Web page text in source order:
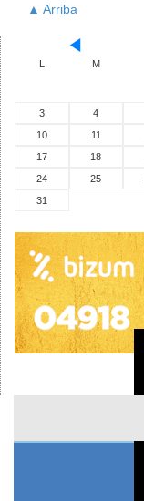
▲ Arriba
L
M
3
4
10
11
17
18
24
25
31